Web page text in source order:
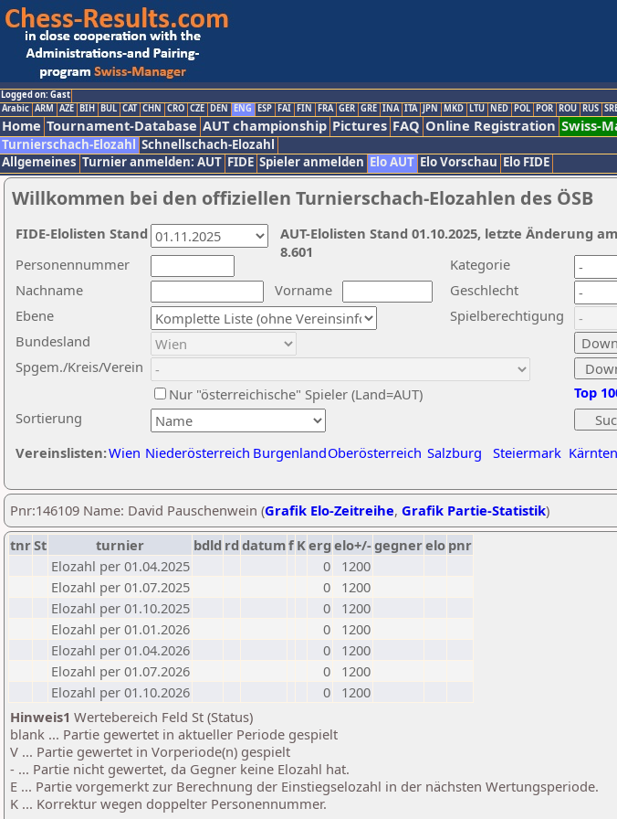
Logged on: Gast
Arabic ARM AZE BIH BUL CAT CHN CRO CZE DEN ENG ESP FAI FIN FRA GER GRE INA ITA JPN MKD LTU NED POL POR ROU RUS
Home Tournament-Database AUT championship Pictures FAQ Online Registration Swiss-
Turnierschach-Elozahl Schnellschach-Elozahl
Allgemeines Turnier anmelden: AUT FIDE Spieler anmelden Elo AUT Elo Vorschau Elo FIDE
Willkommen bei den offiziellen Turnierschach-Elozahlen des ÖSB
Nachname
Vorname
Ebene
Kategorie
Sortierung
Personennummer
Bundesland
Spgem./Kreis/Verein
Geschlecht
Nur "österreichische" Spieler (Land=AUT)
Spielberechtigung
Vereinslisten:Wien Niederösterreich BurgenlandOberösterreich Salzburg Steiermark Kärnten
Top
AUT-Elolisten Stand 01.10.2025, letzte Änderung
8.601
FIDE-Elolisten Stand
Pnr:146109 Name: David Pauschenwein (Grafik Elo-Zeitreihe, Grafik Partie-Statistik)
tnrSt turnier bdld rd datumf Kerg elo+/-gegnerelo pnr
Elozahl per 01.04.2025
0
1200
Elozahl per 01.07.2025
0
1200
Elozahl per 01.10.2025
0
1200
Elozahl per 01.01.2026
0
1200
Elozahl per 01.04.2026
0
1200
Elozahl per 01.07.2026
0
1200
Elozahl per 01.10.2026
0
1200
Hinweis1 Wertebereich Feld St (Status)
blank ... Partie gewertet in aktueller Periode gespielt
V ... Partie gewertet in Vorperiode(n) gespielt
- ... Partie nicht gewertet, da Gegner keine Elozahl hat.
E ... Partie vorgemerkt zur Berechnung der Einstiegselozahl in der nächsten Wertungsperiode.
K ... Korrektur wegen doppelter Personennummer.